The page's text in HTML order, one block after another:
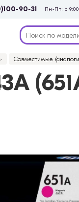
90-31 Пн-Пт: с 9:00
Совместимые